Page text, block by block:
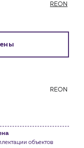
REON
REON
объектов